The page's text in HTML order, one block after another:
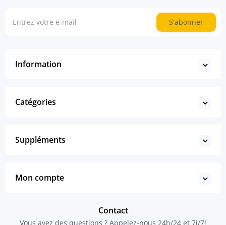
S'abonner
Information
Catégories
Suppléments
Mon compte
Contact
Vous avez des questions ? Appelez-nous 24h/24 et 7j/7!